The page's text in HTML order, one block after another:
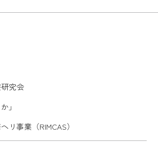
究会
」
リ事業（RIMCAS）